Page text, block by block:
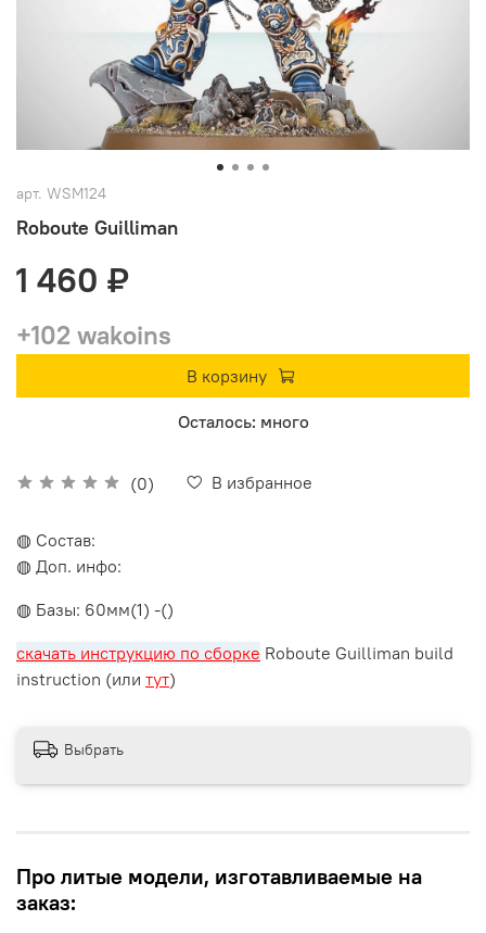
арт. WSM124
Roboute Guilliman
(0) В избранное
1 460 ₽
+102 wakoins
В корзину
Осталось: много
◍ Состав:
◍ Доп. инфо:
◍ Базы: 60мм(1) -()
скачать инструкцию по сборке Roboute Guilliman build
instruction (или тут)
Выбрать
Про литые модели, изготавливаемые на
заказ: